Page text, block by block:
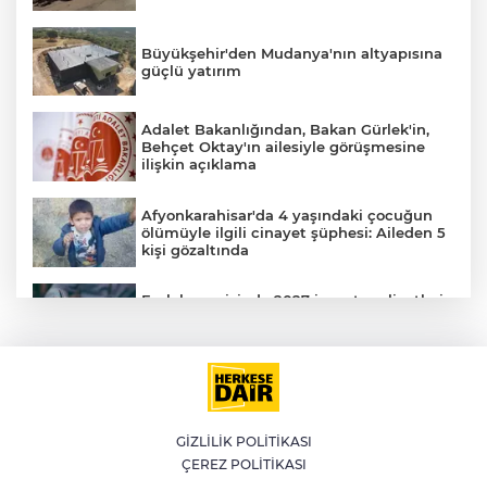
Büyükşehir'den Mudanya'nın altyapısına
güçlü yatırım
Adalet Bakanlığından, Bakan Gürlek'in,
Behçet Oktay'ın ailesiyle görüşmesine
ilişkin açıklama
Afyonkarahisar'da 4 yaşındaki çocuğun
ölümüyle ilgili cinayet şüphesi: Aileden 5
kişi gözaltında
Emlak vergisinde 2027 inşaat maliyetleri
YILDIRIM’DA ÇOCUKLAR SPORLA
BÜYÜYOR
GİZLİLİK POLİTİKASI
ÇEREZ POLİTİKASI